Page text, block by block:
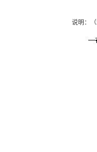
说明：